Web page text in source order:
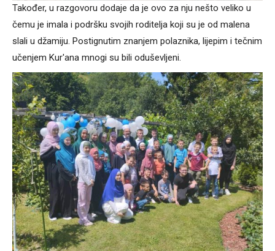
Također, u razgovoru dodaje da je ovo za nju nešto veliko u
čemu je imala i podršku svojih roditelja koji su je od malena
slali u džamiju. Postignutim znanjem polaznika, lijepim i tečnim
učenjem Kur'ana mnogi su bili oduševljeni.